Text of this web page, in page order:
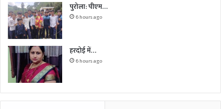
पुरोला: पीएम…
6 hours ago
हरदोई में…
6 hours ago